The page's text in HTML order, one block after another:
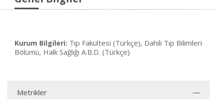
Kurum Bilgileri: Tıp Fakültesi (Türkçe), Dahili Tıp Bilimleri
Bölümü, Halk Sağlığı A.B.D. (Türkçe)
Metrikler